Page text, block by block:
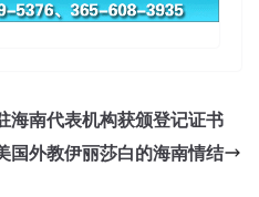
removed the top wear,
Guofan night life Li
海南代表机构获颁登记证书
国外教伊丽莎白的海南情结